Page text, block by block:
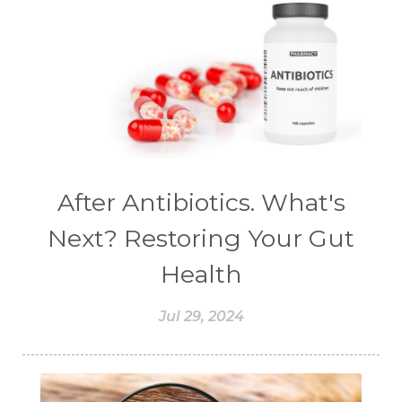
#CHARCOAL BAR SOAP
#CHEMICAL
#CHEMICALS
#CHEMISTRY
#chemistryessentialoil
#CHILD
#chitosan
#CIRCULATION
#CLARITY
#CLEANER
#CLEANING
#CLEANSER
#CLEAR
#CLOVE
#COCONUT OIL
After Antibiotics. What's
Next? Restoring Your Gut
Health
Jul 29, 2024